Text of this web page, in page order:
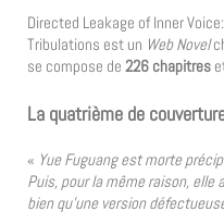
Directed Leakage of Inner
Tribulations est un Web Novel
se compose de 226 chapitres
La quatrième de
« Yue Fuguang est morte
Puis, pour la même raison,
bien qu’une version